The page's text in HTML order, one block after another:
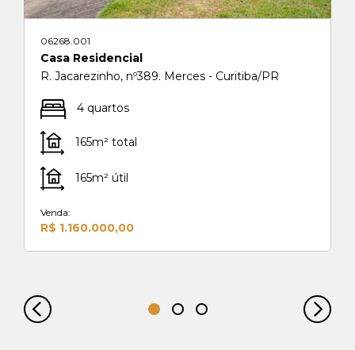
06268.001
Casa Residencial
R. Jacarezinho, nº389. Merces - Curitiba/PR
4 quartos
165m² total
165m² útil
Venda:
R$ 1.160.000,00